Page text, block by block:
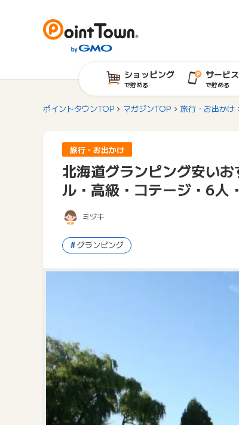
ショッピング
で貯める
サービス
で貯める
ポイントタウンTOP マガジンTOP 旅行・お出かけ
旅行・お出かけ
北海道グランピング安い
ル・高級・コテージ・6人
ミヅキ
グランピング